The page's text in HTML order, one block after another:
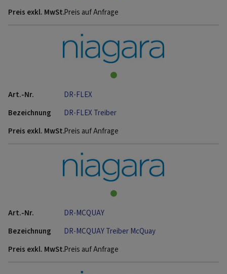
Preis auf Anfrage
DR-FLEX
DR-FLEX Treiber
Preis auf Anfrage
DR-MCQUAY
DR-MCQUAY Treiber McQuay
Preis auf Anfrage